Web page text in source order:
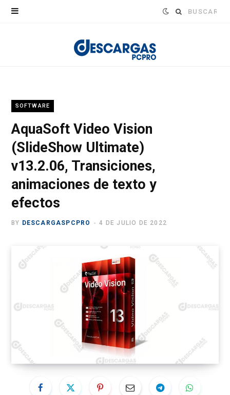
Buscar:
SOFTWARE
AquaSoft Video Vision
(SlideShow Ultimate)
v13.2.06, Transiciones,
animaciones de texto y
efectos
BY DESCARGASPCPRO 4 DE JULIO DE 2022